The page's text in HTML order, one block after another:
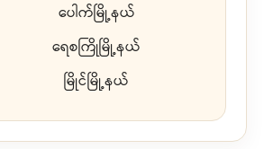
ပေါက်မြို့နယ်
ရေစကြိုမြို့နယ်
မြိုင်မြို့နယ်